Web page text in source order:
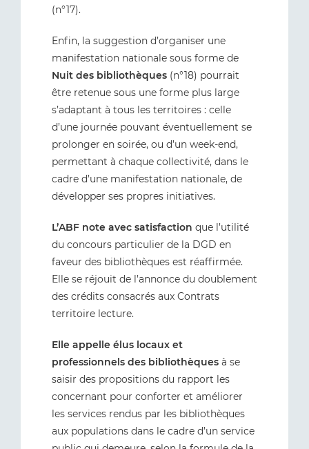
(n°17).
Enfin, la suggestion d’organiser une
manifestation nationale sous forme de
Nuit des bibliothèques (n°18) pourrait
être retenue sous une forme plus large
s’adaptant à tous les territoires : celle
d’une journée pouvant éventuellement se
prolonger en soirée, ou d’un week-end,
permettant à chaque collectivité, dans le
cadre d’une manifestation nationale, de
développer ses propres initiatives.
L’ABF note avec satisfaction que l’utilité
du concours particulier de la DGD en
faveur des bibliothèques est réaffirmée.
Elle se réjouit de l’annonce du doublement
des crédits consacrés aux Contrats
territoire lecture.
Elle appelle élus locaux et
professionnels des bibliothèques à se
saisir des propositions du rapport les
concernant pour conforter et améliorer
les services rendus par les bibliothèques
aux populations dans le cadre d’un service